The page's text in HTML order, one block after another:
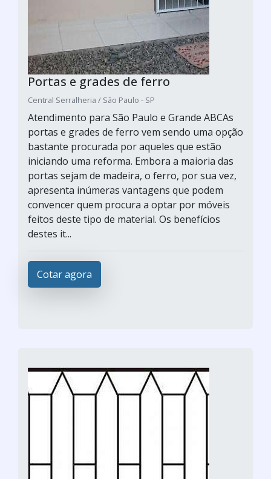
Portas e grades de ferro
Central Serralheria / São Paulo - SP
Atendimento para São Paulo e Grande ABCAs
portas e grades de ferro vem sendo uma opção
bastante procurada por aqueles que estão
iniciando uma reforma. Embora a maioria das
portas sejam de madeira, o ferro, por sua vez,
apresenta inúmeras vantagens que podem
convencer quem procura a optar por móveis
feitos deste tipo de material. Os benefícios
destes it...
Cotar agora